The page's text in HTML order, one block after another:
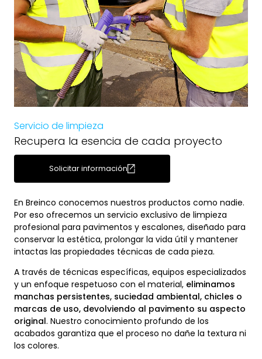
Servicio de limpieza
Recupera la esencia de cada proyecto
Solicitar información
En Breinco conocemos nuestros productos como nadie.
Por eso ofrecemos un servicio exclusivo de limpieza
profesional para pavimentos y escalones, diseñado para
conservar la estética, prolongar la vida útil y mantener
intactas las propiedades técnicas de cada pieza.
A través de técnicas específicas, equipos especializados
y un enfoque respetuoso con el material, eliminamos
manchas persistentes, suciedad ambiental, chicles o
marcas de uso, devolviendo al pavimento su aspecto
original. Nuestro conocimiento profundo de los
acabados garantiza que el proceso no dañe la textura ni
los colores.